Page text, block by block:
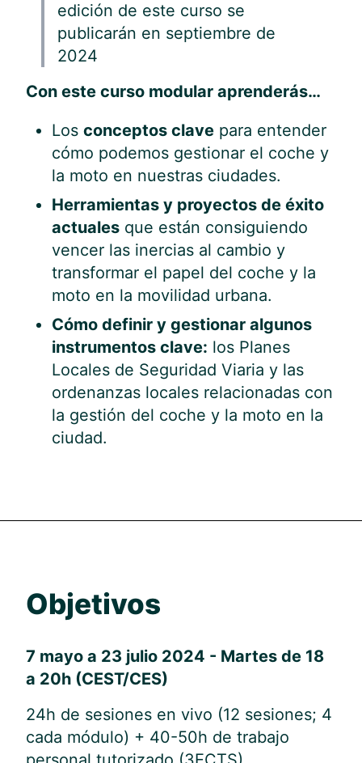
edición de este curso se
publicarán en septiembre de
2024
Con este curso modular aprenderás…
Los conceptos clave para entender
cómo podemos gestionar el coche y
la moto en nuestras ciudades.
Herramientas y proyectos de éxito
actuales que están consiguiendo
vencer las inercias al cambio y
transformar el papel del coche y la
moto en la movilidad urbana.
Cómo definir y gestionar algunos
instrumentos clave: los Planes
Locales de Seguridad Viaria y las
ordenanzas locales relacionadas con
la gestión del coche y la moto en la
ciudad.
Objetivos
7 mayo a 23 julio 2024 - Martes de 18
a 20h (CEST/CES)
24h de sesiones en vivo (12 sesiones; 4
cada módulo) + 40-50h de trabajo